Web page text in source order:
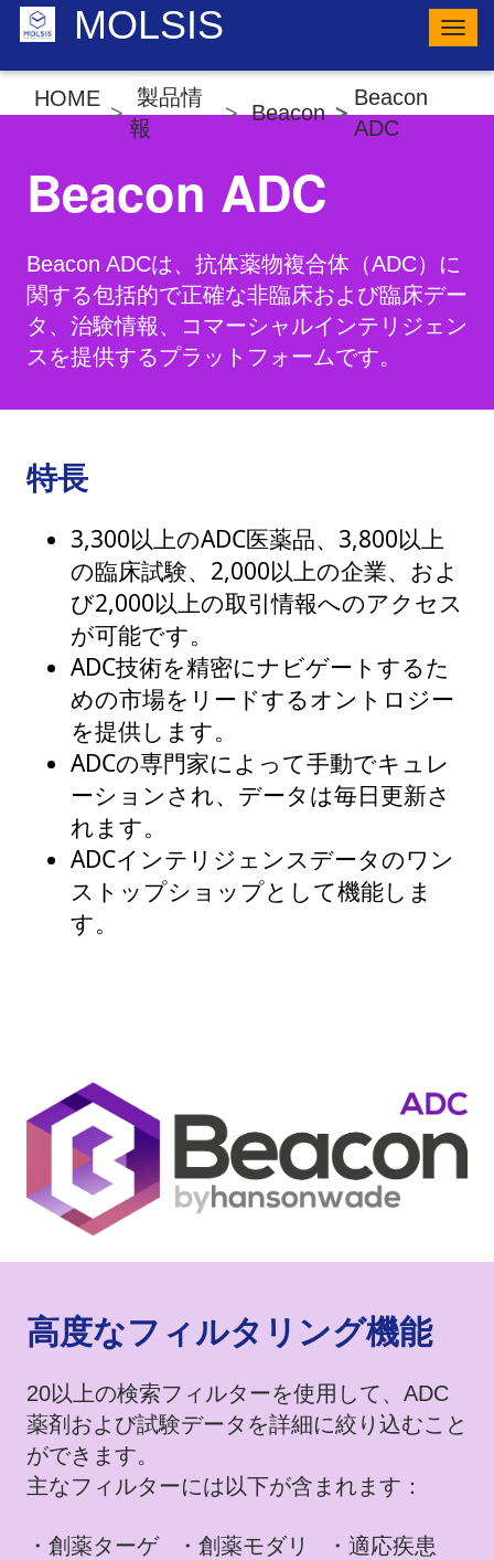
MOLSIS
ナ
ビ
HOME
製品情
報
Beacon
Beacon
ADC
Beacon ADC
Beacon ADCは、抗体薬物複合体（ADC）に
関する包括的で正確な非臨床および臨床デー
タ、治験情報、コマーシャルインテリジェン
スを提供するプラットフォームです。
特長
3,300以上のADC医薬品、3,800以上
の臨床試験、2,000以上の企業、およ
び2,000以上の取引情報へのアクセス
が可能です。
ADC技術を精密にナビゲートするた
めの市場をリードするオントロジー
を提供します。
ADCの専門家によって手動でキュレ
ーションされ、データは毎日更新さ
れます。
ADCインテリジェンスデータのワン
ストップショップとして機能しま
す。
​高度なフィルタリング機能
20以上の検索フィルターを使用して、ADC
薬剤および試験データを詳細に絞り込むこと
ができます。
主なフィルターには以下が含まれます：
・創薬ターゲ
・創薬モダリ
​・適応疾患